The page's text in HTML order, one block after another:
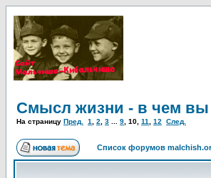
Смысл жизни - в чем вы
На страницу Пред. 1 2 3 9 10 11 12 След.
Список форумов